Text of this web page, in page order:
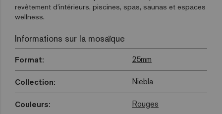
revêtement d’intérieurs, piscines, spas, saunas et espaces
wellness.
Informations sur la mosaïque
Format: 25mm
Collection: Niebla
Couleurs: Rouges